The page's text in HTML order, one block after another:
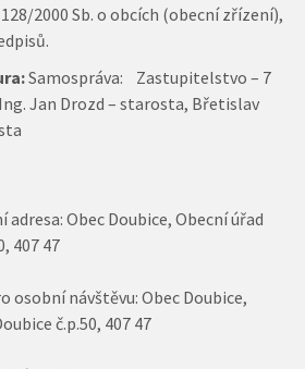
2000 Sb. o obcích (obecní zřízení),
Samospráva: Zastupitelstvo – 7
Jan Drozd – starosta, Břetislav
Obec Doubice, Obecní úřad
407 47
osobní návštěvu: Obec Doubice,
č.p.50, 407 47